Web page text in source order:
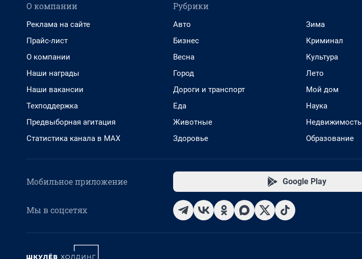
О компании
Реклама на сайте
Прайс-лист
О компании
Наши награды
Наши вакансии
Техподдержка
Предвыборная агитация
Статистика канала в MAX
Рубрики
Авто
Бизнес
Весна
Город
Дороги и транспорт
Еда
Животные
Здоровье
Зима
Криминал
Культура
Лето
Мой дом
Наука
Недвижимость
Образование
Мобильное приложение Google Play
Мы в соцсетях